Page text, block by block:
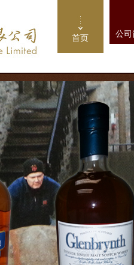
首页 公